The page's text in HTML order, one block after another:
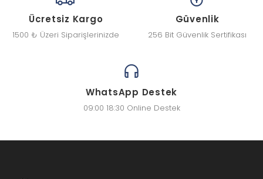
Ücretsiz Kargo
1500 ₺ Üzeri Siparişlerinizde
Güvenlik
256 Bit Güvenlik Sertifikası
WhatsApp Destek
09:00 18:30 Online Destek